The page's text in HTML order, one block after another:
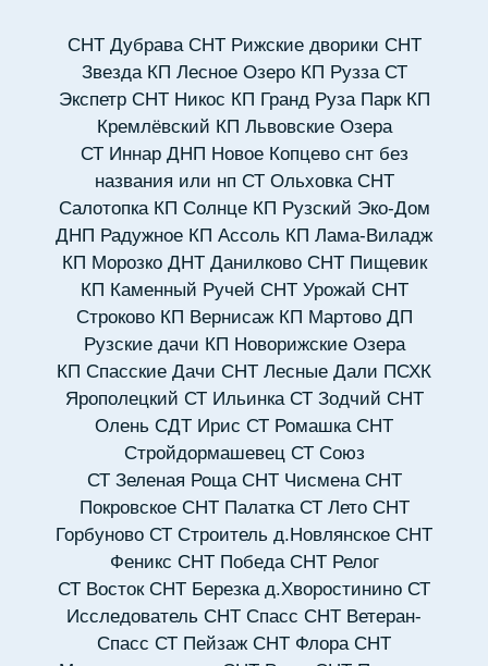
СНТ Дубрава СНТ Рижские дворики СНТ
Звезда КП Лесное Озеро КП Рузза СТ
Экспетр СНТ Никос КП Гранд Руза Парк КП
Кремлёвский КП Львовские Озера
СТ Иннар ДНП Новое Копцево снт без
названия или нп СТ Ольховка СНТ
Салотопка КП Солнце КП Рузский Эко-Дом
ДНП Радужное КП Ассоль КП Лама-Виладж
КП Морозко ДНТ Данилково СНТ Пищевик
КП Каменный Ручей СНТ Урожай СНТ
Строково КП Вернисаж КП Мартово ДП
Рузские дачи КП Новорижские Озера
КП Спасские Дачи СНТ Лесные Дали ПСХК
Ярополецкий СТ Ильинка СТ Зодчий СНТ
Олень СДТ Ирис СТ Ромашка СНТ
Стройдормашевец СТ Союз
СТ Зеленая Роща СНТ Чисмена СНТ
Покровское СНТ Палатка СТ Лето СНТ
Горбуново СТ Строитель д.Новлянское СНТ
Феникс СНТ Победа СНТ Релог
СТ Восток СНТ Березка д.Хворостинино СТ
Исследователь СНТ Спасс СНТ Ветеран-
Спасс СТ Пейзаж СНТ Флора СНТ